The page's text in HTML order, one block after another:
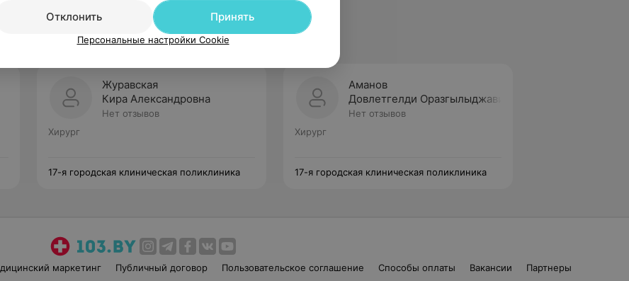
Журавская
Кира Александровна
Нет отзывов
Хирург
17-я городская клиническая поликлиника
Аманов
Довлетгелди Оразгылыджавич
Нет отзывов
Хирург
17-я городская клиническая поликлиника
маркетинг Публичный договор Пользовательское соглашение Способы оплаты Вакансии
Партнеры
Отклонить
Принять
Персональные настройки Cookie